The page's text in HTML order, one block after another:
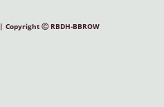
| Copyright Ⓒ RBDH-BBROW